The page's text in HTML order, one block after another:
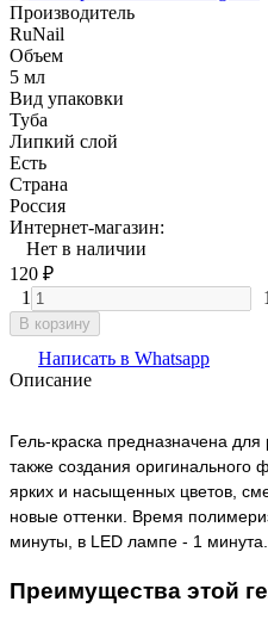
Производитель
RuNail
Объем
5 мл
Вид упаковки
Туба
Липкий слой
Есть
Страна
Россия
Интернет-магазин:
Нет в наличии
120 ₽
1
1
В корзину
Написать в Whatsapp
Описание
Гель-краска предназначена
также создания оригинального
ярких и насыщенных цветов,
новые оттенки. Время
минуты, в LED лампе - 1 минута.
Преимущества этой